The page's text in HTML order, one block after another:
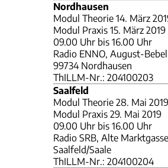
Nordhausen
Modul Theorie 14. März
Modul Praxis 15. März 2019
09.00 Uhr bis 16.00 Uhr
Radio ENNO, August-
99734 Nordhausen
ThILLM-Nr.: 204100203
Saalfeld
Modul Theorie 28. Mai 2019
Modul Praxis 29. Mai 2019
09.00 Uhr bis 16.00 Uhr
Radio SRB, Alte
Saalfeld/Saale
ThILLM-Nr.: 204100204